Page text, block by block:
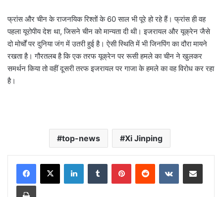
फ्रांस और चीन के राजनयिक रिश्तों के 60 साल भी पूरे हो रहे हैं। फ्रांस ही वह
पहला यूरोपीय देश था, जिसने चीन को मान्यता दी थी। इजरायल और यूक्रेन जैसे
दो मोर्चों पर दुनिया जंग में उतरी हुई है। ऐसी स्थिति में भी जिनपिंग का दौरा मायने
रखता है। गौरतलब है कि एक तरफ यूक्रेन पर रूसी हमले का चीन ने खुलकर
समर्थन किया तो वहीं दूसरी तरफ इजरायल पर गाजा के हमले का वह विरोध कर रहा
है।
top-news Xi Jinping
LinkedInTumblr PinterestReddit VKontakteShare via Email
Print